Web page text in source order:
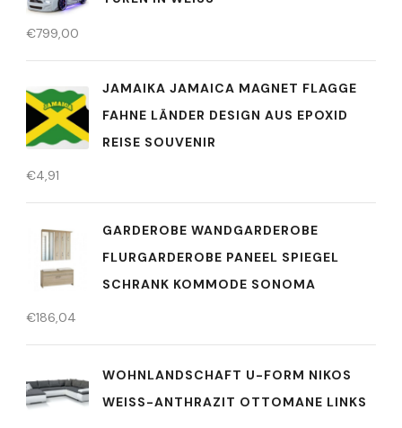
€799,00
JAMAIKA JAMAICA MAGNET FLAGGE
FAHNE LÄNDER DESIGN AUS EPOXID
REISE SOUVENIR
€4,91
GARDEROBE WANDGARDEROBE
FLURGARDEROBE PANEEL SPIEGEL
SCHRANK KOMMODE SONOMA
€186,04
WOHNLANDSCHAFT U-FORM NIKOS
WEISS-ANTHRAZIT OTTOMANE LINKS